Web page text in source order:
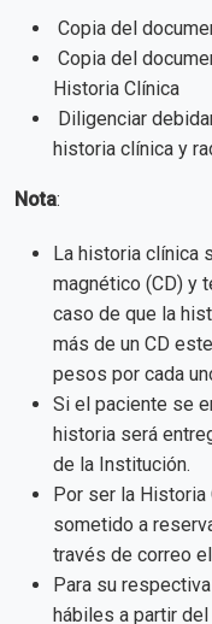
Copia del
Copia del
Historia Clínica
Diligenciar
historia clínica y
Nota:
La historia clínica
magnético (CD) y
caso de que la
más de un CD
pesos por cada
Si el paciente se
historia será
de la Institución.
Por ser la Historia
sometido a
través de correo
Para su
hábiles a partir